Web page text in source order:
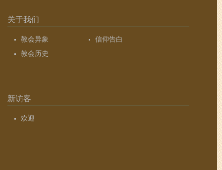
关于我们
教会异象
信仰告白
教会历史
新访客
欢迎